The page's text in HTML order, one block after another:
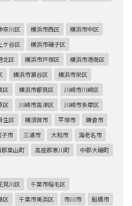
奈川区 横浜市西区
横浜市中区
ケ谷区
横浜市磯子区
北区 横浜市戸塚区
横浜市港南区
横浜市瀬谷区
横浜市栄区
区 横浜市都筑区
川崎市川崎区
区 川崎市高津区
川崎市多摩区
生区 横須賀市 平塚市
鎌倉市
子市 三浦市 大和市
海老名市
郡葉山町 高座郡寒川町 中郡大磯町
見川区
千葉市稲毛区
区 千葉市美浜区 市川市 船橋市